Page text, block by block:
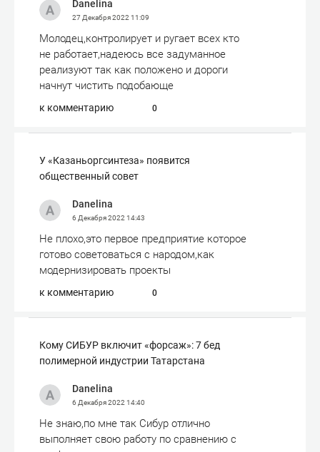
Danelina
27 Декабря 2022 11:09
Молодец,контролирует и ругает всех кто
не работает,надеюсь все задуманное
реализуют так как положено и дороги
начнут чистить подобающе
к комментарию 0
​У «Казаньоргсинтеза» появится
общественный совет
Danelina
6 Декабря 2022 14:43
Не плохо,это первое предприятие которое
готово советоваться с народом,как
модернизировать проекты
к комментарию 0
Кому СИБУР включит «форсаж»: 7 бед
полимерной индустрии Татарстана
Danelina
6 Декабря 2022 14:40
Не знаю,по мне так Сибур отлично
выполняет свою работу по сравнению с